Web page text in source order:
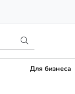
Для бизнеса